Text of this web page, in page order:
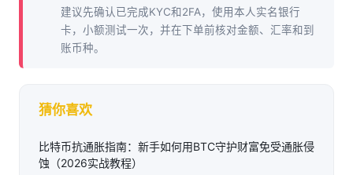
建议先确认已完成KYC和2FA，使用本人实名银行
卡，小额测试一次，并在下单前核对金额、汇率和到
账币种。
猜你喜欢
比特币抗通胀指南：新手如何用BTC守护财富免受通胀侵
蚀（2026实战教程）